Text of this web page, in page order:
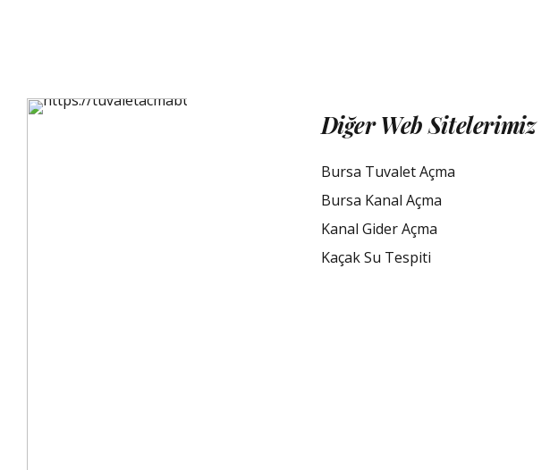
Diğer Web Sitelerimiz
Bursa Tuvalet Açma
Bursa Kanal Açma
Kanal Gider Açma
Kaçak Su Tespiti